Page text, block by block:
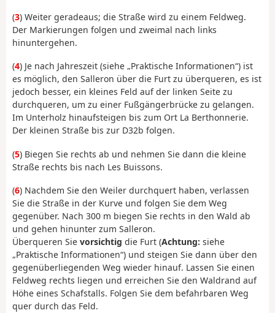
(3) Weiter geradeaus; die Straße wird zu einem Feldweg.
Der Markierungen folgen und zweimal nach links
hinuntergehen.
(4) Je nach Jahreszeit (siehe „Praktische Informationen“) ist
es möglich, den Salleron über die Furt zu überqueren, es ist
jedoch besser, ein kleines Feld auf der linken Seite zu
durchqueren, um zu einer Fußgängerbrücke zu gelangen.
Im Unterholz hinaufsteigen bis zum Ort La Berthonnerie.
Der kleinen Straße bis zur D32b folgen.
(5) Biegen Sie rechts ab und nehmen Sie dann die kleine
Straße rechts bis nach Les Buissons.
(6) Nachdem Sie den Weiler durchquert haben, verlassen
Sie die Straße in der Kurve und folgen Sie dem Weg
gegenüber. Nach 300 m biegen Sie rechts in den Wald ab
und gehen hinunter zum Salleron.
Überqueren Sie vorsichtig die Furt (Achtung: siehe
„Praktische Informationen“) und steigen Sie dann über den
gegenüberliegenden Weg wieder hinauf. Lassen Sie einen
Feldweg rechts liegen und erreichen Sie den Waldrand auf
Höhe eines Schafstalls. Folgen Sie dem befahrbaren Weg
quer durch das Feld.